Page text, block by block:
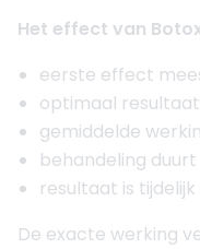
10.
Opgericht in
Aantal
Meer
Het effect van
eerste effect
optimaal
gemiddelde
behandeling
resultaat is
De exacte werking